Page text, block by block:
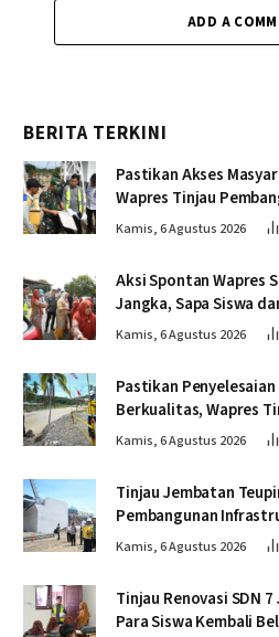
ADD A
BERITA TERKINI
Pastikan Akses
Wapres Tinjau
Kendawi
Kamis, 6 Agustus 2026
Aksi Spontan Wapres
Jangka, Sapa Siswa
Sekolah
Kamis, 6 Agustus 2026
Pastikan
Berkualitas, Wapres
Jembatan Lumut
Kamis, 6 Agustus 2026
Tinjau Jembatan
Pembangunan
dan Tepat Waktu
Kamis, 6 Agustus 2026
Tinjau Renovasi SDN
Para Siswa Kembali